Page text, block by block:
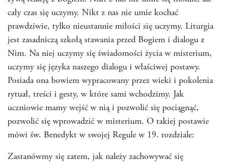
cały czas się uczymy. Nikt z nas nie umie kochać
prawdziwie, tylko nieustannie miłości się uczymy. Liturgia
jest zasadniczą szkołą stawania przed Bogiem i dialogu z
Nim. Na niej uczymy się świadomości życia w misterium,
uczymy się języka naszego dialogu i właściwej postawy.
Posiada ona bowiem wypracowany przez wieki i pokolenia
rytuał, treści i gesty, w które sami wchodzimy. Jak
uczniowie mamy wejść w nią i pozwolić się pociągnąć,
pozwolić się wprowadzić w misterium. O takiej postawie
mówi św. Benedykt w swojej Regule w 19. rozdziale:
Zastanówmy się zatem, jak należy zachowywać się